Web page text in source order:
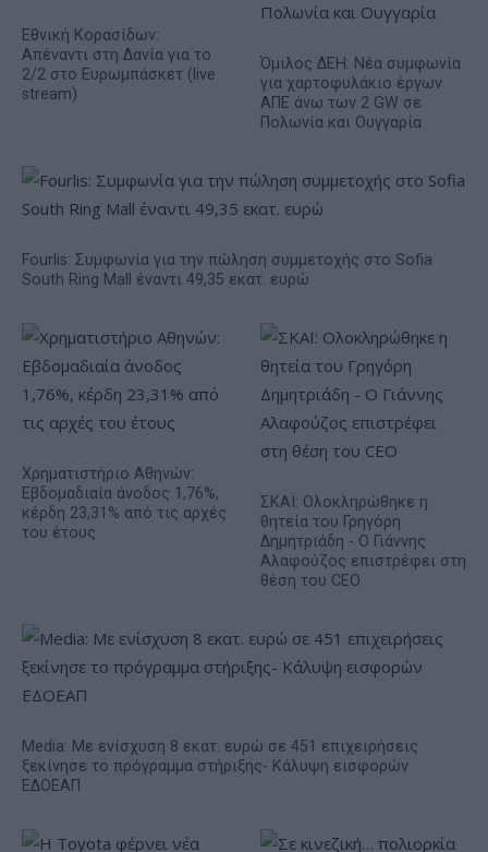
Εθνική Κορασίδων:
Απέναντι στη Δανία για το
2/2 στο Ευρωμπάσκετ (live
stream)
Όμιλος ΔΕΗ: Νέα συμφωνία
για χαρτοφυλάκιο έργων
ΑΠΕ άνω των 2 GW σε
Πολωνία και Ουγγαρία
Fourlis: Συμφωνία για την πώληση συμμετοχής στο Sofia
South Ring Mall έναντι 49,35 εκατ. ευρώ
Χρηματιστήριο Αθηνών:
Εβδομαδιαία άνοδος 1,76%,
κέρδη 23,31% από τις αρχές
του έτους
ΣΚΑΪ: Ολοκληρώθηκε η
θητεία του Γρηγόρη
Δημητριάδη - Ο Γιάννης
Αλαφούζος επιστρέφει στη
θέση του CEO
Media: Με ενίσχυση 8 εκατ. ευρώ σε 451 επιχειρήσεις
ξεκίνησε το πρόγραμμα στήριξης- Κάλυψη εισφορών
ΕΔΟΕΑΠ